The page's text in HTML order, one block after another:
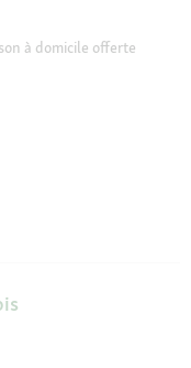
à domicile offerte